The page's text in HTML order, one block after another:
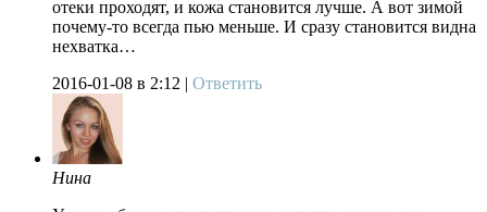
отеки проходят, и кожа становится лучше. А вот зимой
почему-то всегда пью меньше. И сразу становится видна
нехватка…
2016-01-08 в 2:12 | Ответить
Нина